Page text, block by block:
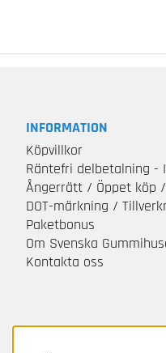
INFORMATION
Köpvillkor
Räntefri delbetalning -
Ångerrätt / Öppet köp
DOT-märkning /
Paketbonus
Om Svenska
Kontakta oss